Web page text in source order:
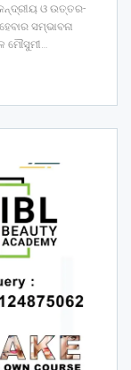
ଓ ଉତ୍ତର-
ସମ୍ଭାବନା
ମୌସୁମୀ…